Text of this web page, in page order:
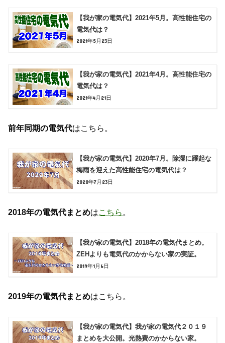
【我が家の電気代】2021年5月。高性能住宅の
電気代は？
2021年5月23日
【我が家の電気代】2021年4月。高性能住宅の
電気代は？
2021年4月21日
前年同期の電気代はこちら。
【我が家の電気代】2020年7月。除湿に躍起な
梅雨を迎えた高性能住宅の電気代は？
2020年7月23日
2018年の電気代まとめはこちら 。
【我が家の電気代】2018年の電気代まとめ。
ZEHよりも電気代のかからない家の実証。
2019年1月6日
2019年の電気代まとめはこちら。
【我が家の電気代】我が家の電気代２０１９
まとめを大公開。光熱費のかからない家。